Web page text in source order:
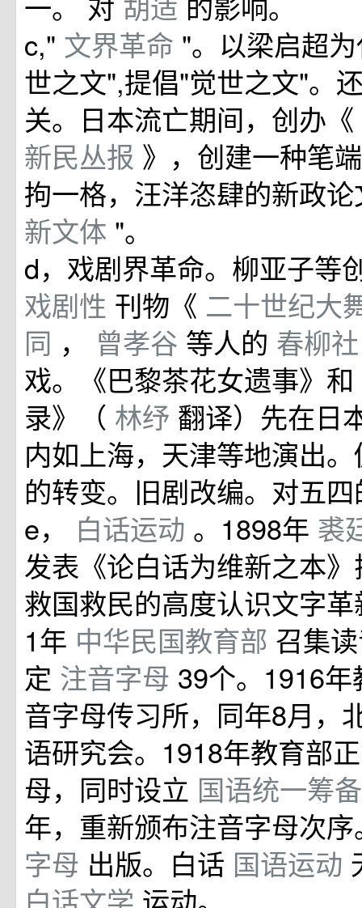
c," 文界革命 "。以梁启超
世之文",提倡"觉世之文"。
关。日本流亡期间，创办《
新民丛报 》，创建一种笔
拘一格，汪洋恣肆的新政
新文体 "。
d，戏剧界革命。柳亚子等
戏剧性 刊物《 二十世纪大
同 ， 曾孝谷 等人的 春柳
戏。《巴黎茶花女遗事》
录》（ 林纾 翻译）先在日
内如上海，天津等地演出
的转变。旧剧改编。对五
e，
白话运动 。1898年 裘
发表《论白话为维新之本
救国救民的高度认识文字
1年 中华民国教育部 召集
定 注音字母 39个。1916
音字母传习所，同年8月，
语研究会。1918年教育部
母，同时设立 国语统一筹
年，重新颁布注音字母次
字母 出版。白话 国语运动